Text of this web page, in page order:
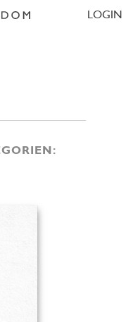
LOGIN